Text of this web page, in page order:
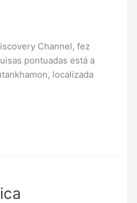
Channel, fez
pontuadas está a
localizada